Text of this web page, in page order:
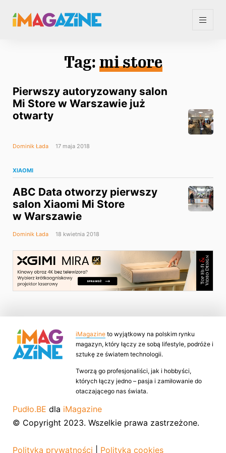
Tag: mi store
Pierwszy autoryzowany salon
Mi Store w Warszawie już
otwarty
Dominik Łada 17 maja 2018
XIAOMI
ABC Data otworzy pierwszy
salon Xiaomi Mi Store
w Warszawie
Dominik Łada 18 kwietnia 2018
iMagazine to wyjątkowy na polskim rynku
magazyn, który łączy ze sobą lifestyle, podróże i
sztukę ze światem technologii.
Tworzą go profesjonaliści, jak i hobbyści,
których łączy jedno – pasja i zamiłowanie do
otaczającego nas świata.
Pudło.BE dla iMagazine
© Copyright 2023. Wszelkie prawa zastrzeżone.
Polityka prywatności Polityka cookies